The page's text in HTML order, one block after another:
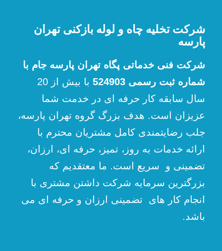
شرکت تخلیه چاه و لوله بازکنی تهران
پارسه
شرکت فنی خدماتی پگاه تهران پارسه جام با
شماره ثبت رسمی 524903
با بیش از 20
سال سابقه کار حرفه ای در خدمت شما
عزیزان است. هدف بزرگ گروه تهران پارسه،
جلب رضایتمندی کامل مشتریان محترم با
ارائه خدمات به روز، تمیز، حرفه ای، ارزان،
تضمینی و سریع است. ما معتقدیم که
بزرگترین سرمایه شرکت داشتن مشتری با
انجام کار های تضمینی ارزان و حرفه ای می
باشد.